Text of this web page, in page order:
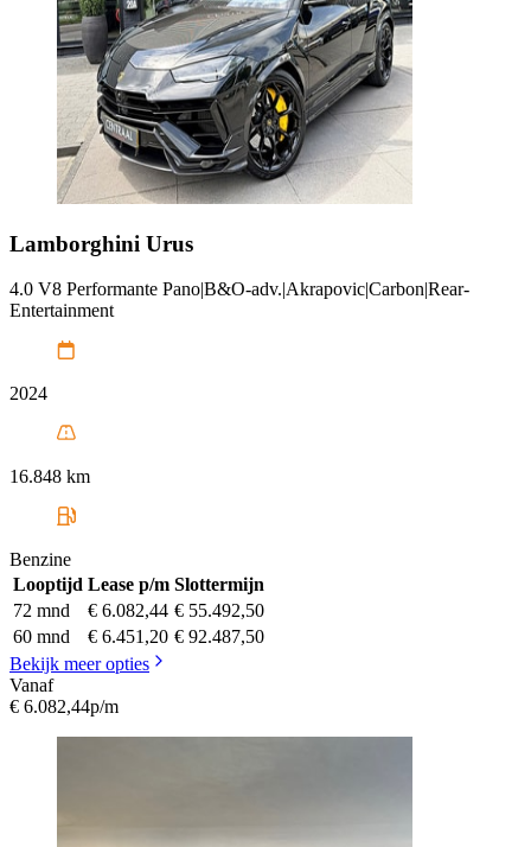
Lamborghini Urus
4.0 V8 Performante Pano|B&O-adv.|Akrapovic|Carbon|Rear-
Entertainment
2024
16.848 km
Benzine
Looptijd Lease p/m Slottermijn
72 mnd
€ 6.082,44 € 55.492,50
60 mnd
€ 6.451,20 € 92.487,50
Bekijk meer opties
Vanaf
€ 6.082,44p/m